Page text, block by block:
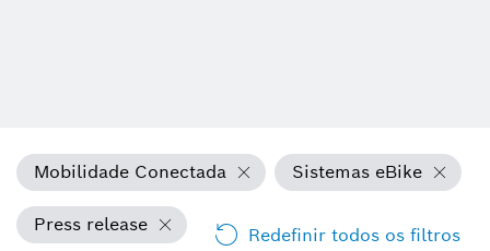
Mobilidade Conectada Sistemas eBike
Press release Redefinir todos os filtros